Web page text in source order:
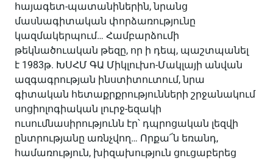
հայագետ-պատանիներին, նրանց
մասնագիտական փորձառությունը
կազմակերպում… Համբարձումի
թեկնածուական թեզը, որ ի դեպ, պաշտպանել
է 1983թ. ԽՍՀՄ ԳԱ Միկլուխո-Մակլայի անվան
ազգագրության ինստիտուտում, նրա
գիտական հետաքրքրությունների շրջանակում
սոցիոլոգիական լուրջ-եզակի
ուսումնասիրությունն էր՝ դպրոցական լեզվի
ընտրությանը առնչվող… Որքա՜ն եռանդ,
համառություն, խիզախություն ցուցաբերեց